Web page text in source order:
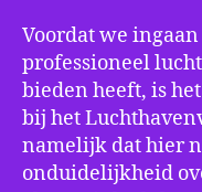
Voordat we
professioneel
bieden heeft, is
bij het
namelijk dat hier
onduidelijkheid